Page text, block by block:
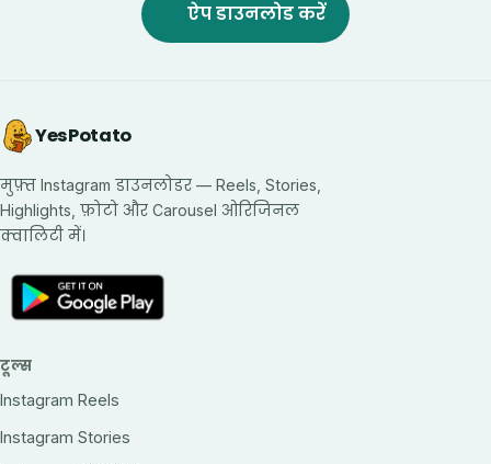
ऐप डाउनलोड करें
YesPotato
मुफ़्त Instagram डाउनलोडर — Reels, Stories,
Highlights, फ़ोटो और Carousel ओरिजिनल
क्वालिटी में।
टूल्स
Instagram Reels
Instagram Stories